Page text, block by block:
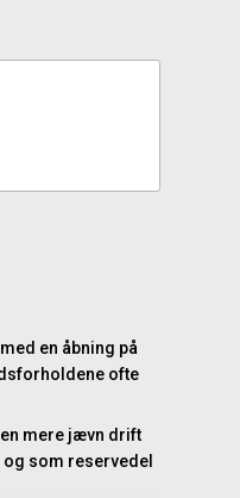
en åbning på
ofte
mere jævn drift
som reservedel